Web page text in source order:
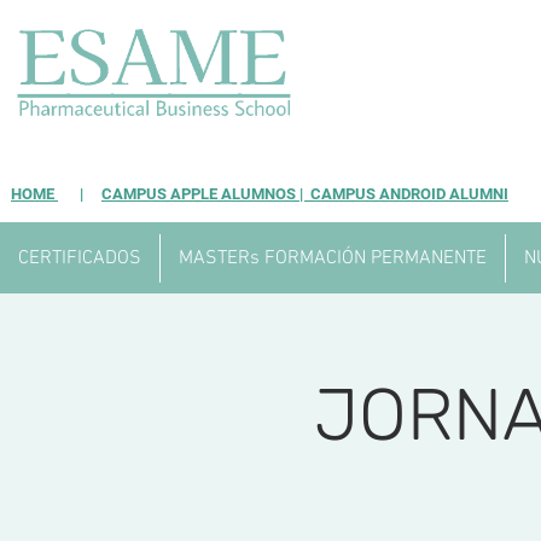
HOME | CAMPUS APPLE ALUMNOS | CAMPUS ANDROID ALUMNI
CERTIFICADOS MASTERs FORMACIÓN PERMANENTE